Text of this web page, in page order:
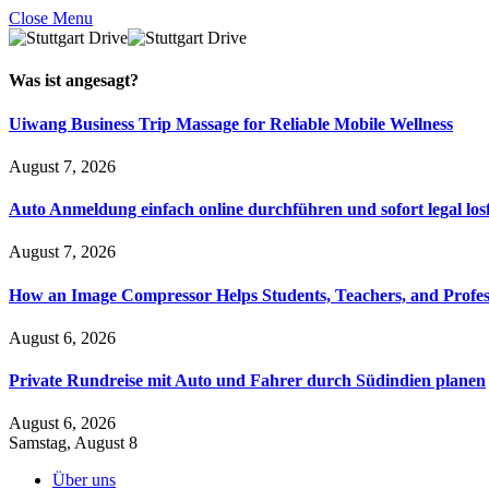
Close Menu
Was ist angesagt?
Uiwang Business Trip Massage for Reliable Mobile Wellness
August 7, 2026
Auto Anmeldung einfach online durchführen und sofort legal
August 7, 2026
How an Image Compressor Helps Students, Teachers, and
August 6, 2026
Private Rundreise mit Auto und Fahrer durch Südindien planen
August 6, 2026
Samstag, August 8
Über uns